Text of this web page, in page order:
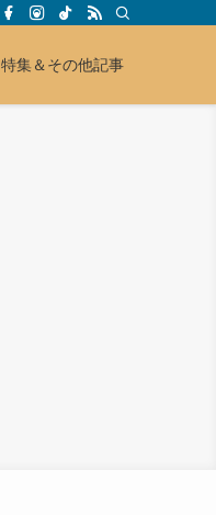
特集＆その他記事